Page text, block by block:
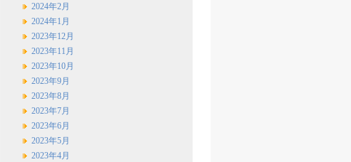
2024年2月
2024年1月
2023年12月
2023年11月
2023年10月
2023年9月
2023年8月
2023年7月
2023年6月
2023年5月
2023年4月